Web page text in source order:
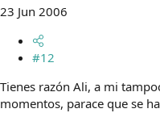
23 Jun 2006
#12
Tienes razón Ali, a mi
momentos, parace que se